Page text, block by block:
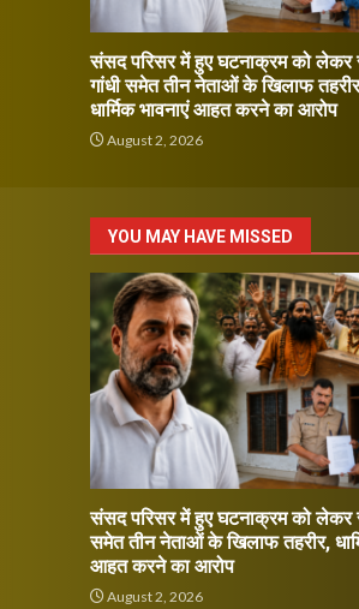
संसद परिसर में हुए घटनाक्रम को लेकर
गांधी समेत तीन नेताओं के खिलाफ
धार्मिक भावनाएं आहत करने का आरोप
August 2, 2026
YOU MAY HAVE MISSED
संसद परिसर में हुए घटनाक्रम को लेकर
समेत तीन नेताओं के खिलाफ तहरीर,
आहत करने का आरोप
August 2, 2026